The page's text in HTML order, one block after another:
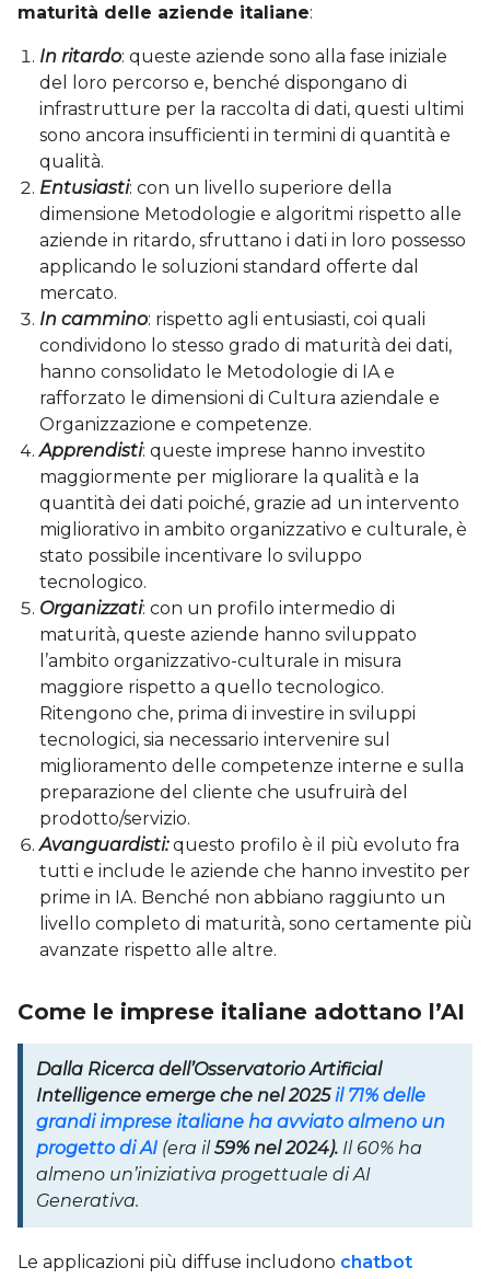
maturità delle aziende italiane:
In ritardo: queste aziende sono alla fase iniziale
del loro percorso e, benché dispongano di
infrastrutture per la raccolta di dati, questi ultimi
sono ancora insufficienti in termini di quantità e
qualità.
Entusiasti: con un livello superiore della
dimensione Metodologie e algoritmi rispetto alle
aziende in ritardo, sfruttano i dati in loro possesso
applicando le soluzioni standard offerte dal
mercato.
In cammino: rispetto agli entusiasti, coi quali
condividono lo stesso grado di maturità dei dati,
hanno consolidato le Metodologie di IA e
rafforzato le dimensioni di Cultura aziendale e
Organizzazione e competenze.
Apprendisti: queste imprese hanno investito
maggiormente per migliorare la qualità e la
quantità dei dati poiché, grazie ad un intervento
migliorativo in ambito organizzativo e culturale, è
stato possibile incentivare lo sviluppo
tecnologico.
Organizzati: con un profilo intermedio di
maturità, queste aziende hanno sviluppato
l’ambito organizzativo-culturale in misura
maggiore rispetto a quello tecnologico.
Ritengono che, prima di investire in sviluppi
tecnologici, sia necessario intervenire sul
miglioramento delle competenze interne e sulla
preparazione del cliente che usufruirà del
prodotto/servizio.
Avanguardisti:questo profilo è il più evoluto fra
tutti e include le aziende che hanno investito per
prime in IA. Benché non abbiano raggiunto un
livello completo di maturità, sono certamente più
avanzate rispetto alle altre.
Come le imprese italiane adottano l’AI
Dalla Ricerca dell’Osservatorio Artificial
Intelligence emerge che nel 2025 il 71% delle
grandi imprese italiane ha avviato almeno un
progetto di AI (era il59% nel 2024). Il 60% ha
almeno un’iniziativa progettuale di AI
Generativa.
Le applicazioni più diffuse includono chatbot